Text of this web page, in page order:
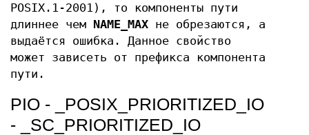
POSIX.1-2001), то компоненты пути
длиннее чем NAME_MAX не обрезаются, а
выдаётся ошибка. Данное свойство
может зависеть от префикса компонента
пути.
PIO - _POSIX_PRIORITIZED_IO
- _SC_PRIORITIZED_IO